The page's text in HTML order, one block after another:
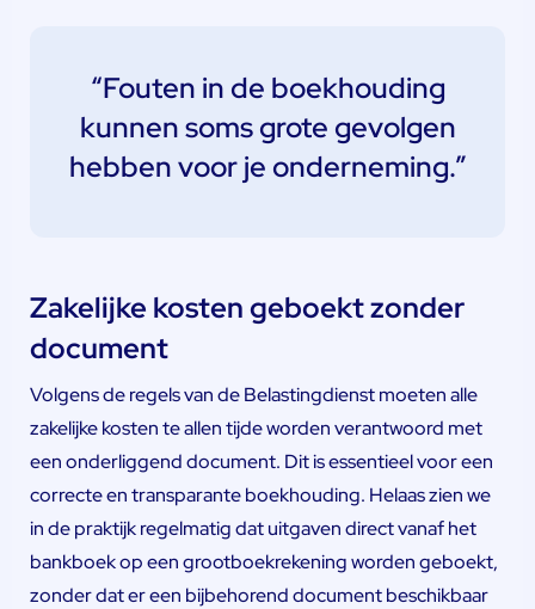
“Fouten in de boekhouding
kunnen soms grote gevolgen
hebben voor je onderneming.”
Zakelijke kosten geboekt zonder
document
Volgens de regels van de Belastingdienst moeten alle
zakelijke kosten te allen tijde worden verantwoord met
een onderliggend document. Dit is essentieel voor een
correcte en transparante boekhouding. Helaas zien we
in de praktijk regelmatig dat uitgaven direct vanaf het
bankboek op een grootboekrekening worden geboekt,
zonder dat er een bijbehorend document beschikbaar